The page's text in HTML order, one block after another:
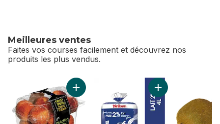
Meilleures ventes
Faites vos courses facilement et découvrez nos
produits les plus vendus.
sauter Meilleures ventes
Ajouter Pêches au panierAjouter Lait 2% au